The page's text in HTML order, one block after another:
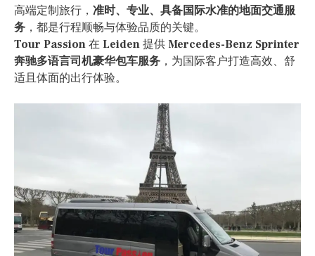
高端定制旅行， 准时、专业、具备国际水准的地面交通服
务 ，都是行程顺畅与体验品质的关键。
Tour Passion 在 Leiden 提供 Mercedes-Benz Sprinter
奔驰多语言司机豪华包车服务 ，为国际客户打造高效、舒
适且体面的出行体验。